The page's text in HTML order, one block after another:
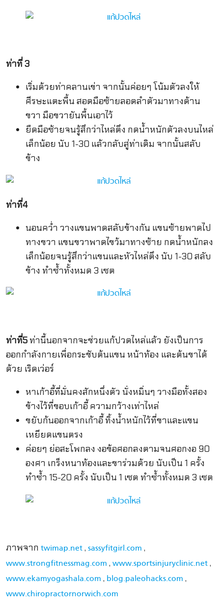
ท่าที่ 3
เริ่มด้วยท่าคลานเข่า จากนั้นค่อยๆ โน้มตัวลงให้
ศีรษะแตะพื้น สอดมือซ้ายลอดลำตัวมาทางด้าน
ขวา มือขวายันพื้นเอาไว้
ยืดมือซ้ายจนรู้สึกว่าไหล่ตึง กดน้ำหนักตัวลงบนไหล่
เล็กน้อย นับ 1-30 แล้วกลับสู่ท่าเดิม จากนั้นสลับ
ข้าง
ท่าที่4
นอนคว่ำ วางแขนพาดสลับข้างกัน แขนซ้ายพาดไป
ทางขวา แขนขวาพาดไขว้มาทางซ้าย กดน้ำหนักลง
เล็กน้อยจนรู้สึกว่าแขนและหัวไหล่ตึง นับ 1-30 สลับ
ข้าง ทำซ้ำทั้งหมด 3 เซต
ท่าที่5ท่านี้นอกจากจะช่วยแก้ปวดไหล่แล้ว ยังเป็นการ
ออกกำลังกายเพื่อกระชับต้นแขน หน้าท้อง และต้นขาได้
ด้วย เริดเว่อร์
หาเก้าอี้ที่มั่นคงสักหนึ่งตัว นั่งหมิ่นๆ วางมือทั้งสอง
ข้างไว้ที่ขอบเก้าอี้ ความกว้างเท่าไหล่
ขยับก้นออกจากเก้าอี้ ทิ้งน้ำหนักไว้ที่ขาและแขน
เหยียดแขนตรง
ค่อยๆ ย่อสะโพกลง งอข้อศอกลงตามจนศอกงอ 90
องศา เกร็งหนาท้องและขาร่วมด้วย นับเป็น 1 ครั้ง
ทำซ้ำ 15-20 ครั้ง นับเป็น 1 เซต ทำซ้ำทั้งหมด 3 เซต
ภาพจาก twimap.net, sassyfitgirl.com ,
www.strongfitnessmag.com , www.sportsinjuryclinic.net,
www.ekamyogashala.com , blog.paleohacks.com ,
www.chiropractornorwich.com